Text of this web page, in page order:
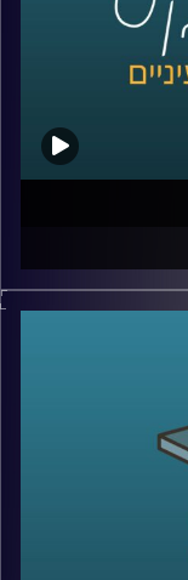
או שאפשר לפתח
הסיכוי לזהות
את גבולות הידע
על מה שמדע
לחשיבה לא
לחשוב בצורה
תושבים, ממשלה, מטבע, צבא,
מחלק מהמדינות
שרוב האנשים
היא תהפוך
רשמית, למה
גם לישראל יש